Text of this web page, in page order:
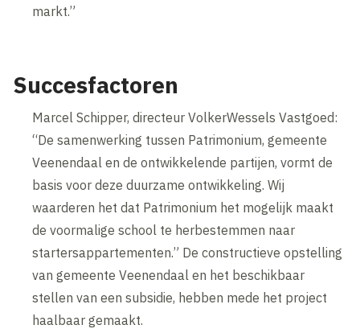
markt.”
Succesfactoren
Marcel Schipper, directeur VolkerWessels Vastgoed:
“De samenwerking tussen Patrimonium, gemeente
Veenendaal en de ontwikkelende partijen, vormt de
basis voor deze duurzame ontwikkeling. Wij
waarderen het dat Patrimonium het mogelijk maakt
de voormalige school te herbestemmen naar
startersappartementen.” De constructieve opstelling
van gemeente Veenendaal en het beschikbaar
stellen van een subsidie, hebben mede het project
haalbaar gemaakt.